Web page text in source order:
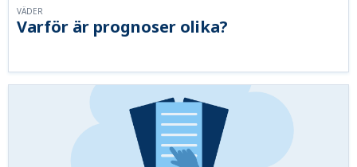
Varför är prognoser olika?
VÄDER